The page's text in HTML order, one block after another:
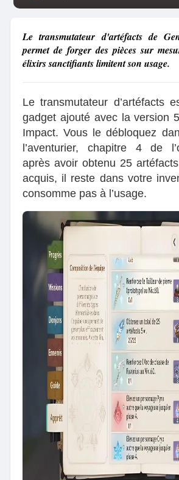
Le transmutateur d'artéfacts de
permet de forger des pièces sur
élixirs sanctifiants limitent son usage.
Le transmutateur d’artéfacts
gadget ajouté avec la version
Impact. Vous le débloquez
l’aventurier, chapitre 4 de
après avoir obtenu 25
acquis, il reste dans votre
consomme pas à l’usage.